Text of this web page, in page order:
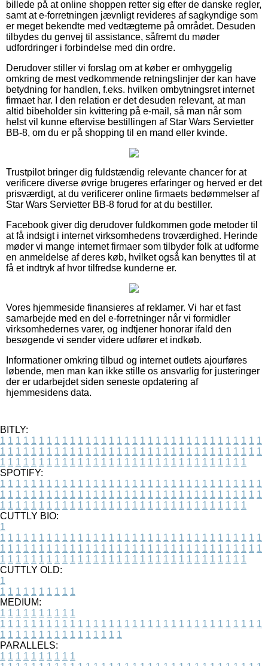
billede på at online shoppen retter sig efter de danske regler,
samt at e-forretningen jævnligt revideres af sagkyndige som
er meget bekendte med vedtægterne på området. Desuden
tilbydes du genvej til assistance, såfremt du møder
udfordringer i forbindelse med din ordre.
Derudover stiller vi forslag om at køber er omhyggelig
omkring de mest vedkommende retningslinjer der kan have
betydning for handlen, f.eks. hvilken ombytningsret internet
firmaet har. I den relation er det desuden relevant, at man
altid bibeholder sin kvittering på e-mail, så man når som
helst vil kunne eftervise bestillingen af Star Wars Servietter
BB-8, om du er på shopping til en mand eller kvinde.
Trustpilot bringer dig fuldstændig relevante chancer for at
verificere diverse øvrige brugeres erfaringer og herved er det
prisværdigt, at du verificerer online firmaets bedømmelser af
Star Wars Servietter BB-8 forud for at du bestiller.
Facebook giver dig derudover fuldkommen gode metoder til
at få indsigt i internet virksomhedens troværdighed. Herinde
møder vi mange internet firmaer som tilbyder folk at udforme
en anmeldelse af deres køb, hvilket også kan benyttes til at
få et indtryk af hvor tilfredse kunderne er.
Vores hjemmeside finansieres af reklamer. Vi har et fast
samarbejde med en del e-forretninger når vi formidler
virksomhedernes varer, og indtjener honorar ifald den
besøgende vi sender videre udfører et indkøb.
Informationer omkring tilbud og internet outlets ajourføres
løbende, men man kan ikke stille os ansvarlig for justeringer
der er udarbejdet siden seneste opdatering af
hjemmesidens data.
BITLY:
1 1 1 1 1 1 1 1 1 1 1 1 1 1 1 1 1 1 1 1 1 1 1 1 1 1 1 1 1 1 1 1 1 1
1 1 1 1 1 1 1 1 1 1 1 1 1 1 1 1 1 1 1 1 1 1 1 1 1 1 1 1 1 1 1 1 1 1
1 1 1 1 1 1 1 1 1 1 1 1 1 1 1 1 1 1 1 1 1 1 1 1 1 1 1 1 1 1 1 1
SPOTIFY:
1 1 1 1 1 1 1 1 1 1 1 1 1 1 1 1 1 1 1 1 1 1 1 1 1 1 1 1 1 1 1 1 1 1
1 1 1 1 1 1 1 1 1 1 1 1 1 1 1 1 1 1 1 1 1 1 1 1 1 1 1 1 1 1 1 1 1 1
1 1 1 1 1 1 1 1 1 1 1 1 1 1 1 1 1 1 1 1 1 1 1 1 1 1 1 1 1 1 1 1
CUTTLY BIO:
1
1 1 1 1 1 1 1 1 1 1 1 1 1 1 1 1 1 1 1 1 1 1 1 1 1 1 1 1 1 1 1 1 1 1
1 1 1 1 1 1 1 1 1 1 1 1 1 1 1 1 1 1 1 1 1 1 1 1 1 1 1 1 1 1 1 1 1 1
1 1 1 1 1 1 1 1 1 1 1 1 1 1 1 1 1 1 1 1 1 1 1 1 1 1 1 1 1 1 1 1
CUTTLY OLD:
1
1 1 1 1 1 1 1 1 1 1
MEDIUM:
1 1 1 1 1 1 1 1 1 1
1 1 1 1 1 1 1 1 1 1 1 1 1 1 1 1 1 1 1 1 1 1 1 1 1 1 1 1 1 1 1 1 1 1
1 1 1 1 1 1 1 1 1 1 1 1 1 1 1 1
PARALLELS:
1 1 1 1 1 1 1 1 1 1